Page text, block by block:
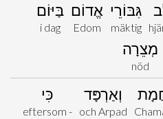
גִּבּוֹרֵי
mäktig
אֱדוֹם
Edom
בַּיּוֹם
i dag
מְצֵרָה
nöd
וְאַרְפָּד
och Arpad
כִּי
eftersom -